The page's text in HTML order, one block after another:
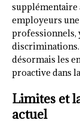
supplémentaire
employeurs
professionnels,
désormais les
proactive dans
Limites et
actuel